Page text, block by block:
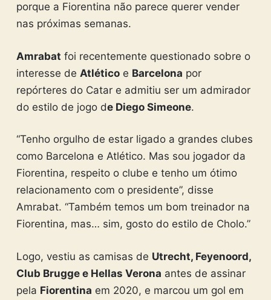
porque a Fiorentina não parece querer vender
nas próximas semanas.
Amrabat foi recentemente questionado sobre o
interesse de Atléticoe Barcelona por
repórteres do Catar e admitiu ser um admirador
do estilo de jogo de Diego Simeone.
“Tenho orgulho de estar ligado a grandes clubes
como Barcelona e Atlético. Mas sou jogador da
Fiorentina, respeito o clube e tenho um ótimo
relacionamento com o presidente”, disse
Amrabat. “Também temos um bom treinador na
Fiorentina, mas… sim, gosto do estilo de Cholo.”
Logo, vestiu as camisas de Utrecht, Feyenoord,
Club Brugge e Hellas Verona antes de assinar
pela Fiorentina em 2020, e marcou um gol em